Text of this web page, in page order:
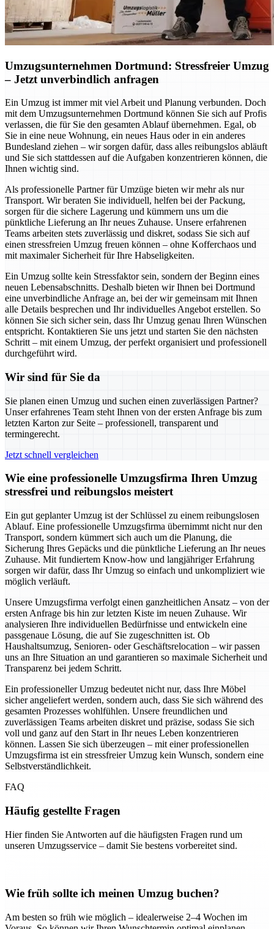
Umzugsunternehmen Dortmund: Stressfreier Umzug
– Jetzt unverbindlich anfragen
Ein Umzug ist immer mit viel Arbeit und Planung verbunden. Doch
mit dem Umzugsunternehmen Dortmund können Sie sich auf Profis
verlassen, die für Sie den gesamten Ablauf übernehmen. Egal, ob
Sie in eine neue Wohnung, ein neues Haus oder in ein anderes
Bundesland ziehen – wir sorgen dafür, dass alles reibungslos abläuft
und Sie sich stattdessen auf die Aufgaben konzentrieren können, die
Ihnen wichtig sind.
Als professionelle Partner für Umzüge bieten wir mehr als nur
Transport. Wir beraten Sie individuell, helfen bei der Packung,
sorgen für die sichere Lagerung und kümmern uns um die
pünktliche Lieferung an Ihr neues Zuhause. Unsere erfahrenen
Teams arbeiten stets zuverlässig und diskret, sodass Sie sich auf
einen stressfreien Umzug freuen können – ohne Kofferchaos und
mit maximaler Sicherheit für Ihre Habseligkeiten.
Ein Umzug sollte kein Stressfaktor sein, sondern der Beginn eines
neuen Lebensabschnitts. Deshalb bieten wir Ihnen bei Dortmund
eine unverbindliche Anfrage an, bei der wir gemeinsam mit Ihnen
alle Details besprechen und Ihr individuelles Angebot erstellen. So
können Sie sich sicher sein, dass Ihr Umzug genau Ihren Wünschen
entspricht. Kontaktieren Sie uns jetzt und starten Sie den nächsten
Schritt – mit einem Umzug, der perfekt organisiert und professionell
durchgeführt wird.
Wir sind für Sie da
Sie planen einen Umzug und suchen einen zuverlässigen Partner?
Unser erfahrenes Team steht Ihnen von der ersten Anfrage bis zum
letzten Karton zur Seite – professionell, transparent und
termingerecht.
Jetzt schnell vergleichen
Wie eine professionelle Umzugsfirma Ihren Umzug
stressfrei und reibungslos meistert
Ein gut geplanter Umzug ist der Schlüssel zu einem reibungslosen
Ablauf. Eine professionelle Umzugsfirma übernimmt nicht nur den
Transport, sondern kümmert sich auch um die Planung, die
Sicherung Ihres Gepäcks und die pünktliche Lieferung an Ihr neues
Zuhause. Mit fundiertem Know-how und langjähriger Erfahrung
sorgen wir dafür, dass Ihr Umzug so einfach und unkompliziert wie
möglich verläuft.
Unsere Umzugsfirma verfolgt einen ganzheitlichen Ansatz – von der
ersten Anfrage bis hin zur letzten Kiste im neuen Zuhause. Wir
analysieren Ihre individuellen Bedürfnisse und entwickeln eine
passgenaue Lösung, die auf Sie zugeschnitten ist. Ob
Haushaltsumzug, Senioren- oder Geschäftsrelocation – wir passen
uns an Ihre Situation an und garantieren so maximale Sicherheit und
Transparenz bei jedem Schritt.
Ein professioneller Umzug bedeutet nicht nur, dass Ihre Möbel
sicher angeliefert werden, sondern auch, dass Sie sich während des
gesamten Prozesses wohlfühlen. Unsere freundlichen und
zuverlässigen Teams arbeiten diskret und präzise, sodass Sie sich
voll und ganz auf den Start in Ihr neues Leben konzentrieren
können. Lassen Sie sich überzeugen – mit einer professionellen
Umzugsfirma ist ein stressfreier Umzug kein Wunsch, sondern eine
Selbstverständlichkeit.
FAQ
Häufig gestellte Fragen
Hier finden Sie Antworten auf die häufigsten Fragen rund um
unseren Umzugsservice – damit Sie bestens vorbereitet sind.
Wie früh sollte ich meinen Umzug buchen?
Am besten so früh wie möglich – idealerweise 2–4 Wochen im